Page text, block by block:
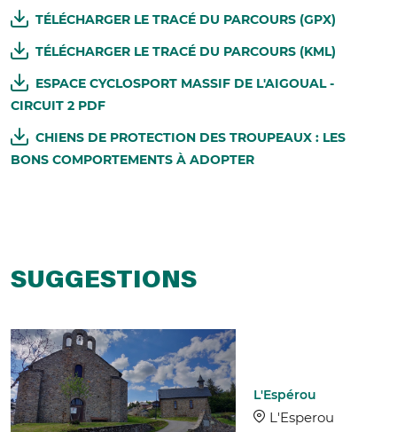
TÉLÉCHARGER LE TRACÉ DU PARCOURS (GPX)
TÉLÉCHARGER LE TRACÉ DU PARCOURS (KML)
ESPACE CYCLOSPORT MASSIF DE L'AIGOUAL -
CIRCUIT 2 PDF
CHIENS DE PROTECTION DES TROUPEAUX : LES
BONS COMPORTEMENTS À ADOPTER
SUGGESTIONS
L'Espérou
L'Esperou